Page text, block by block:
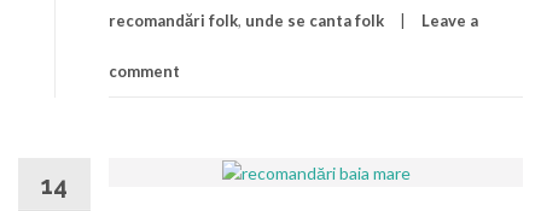
recomandări folk, unde se canta folk Leave a
comment
14